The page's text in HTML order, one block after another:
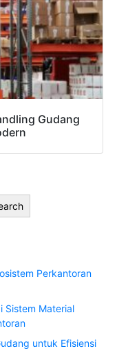
Gudang
Perkantoran
Sistem Material
untuk Efisiensi